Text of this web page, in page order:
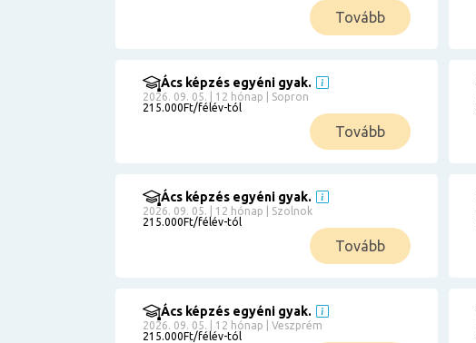
Tovább
Ács képzés egyéni gyak.
2026. 09. 05. | 12 hónap | Sopron
215.000Ft/félév-tól
Tovább
Ács képzés egyéni gyak.
2026. 09. 05. | 12 hónap | Szolnok
215.000Ft/félév-tól
Tovább
Ács képzés egyéni gyak.
2026. 09. 05. | 12 hónap | Veszprém
215.000Ft/félév-tól